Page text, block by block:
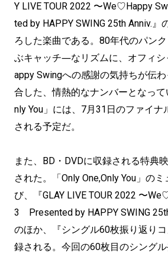
Y LIVE TOUR 2022 〜We♡Happy
ted by HAPPY SWING 25th Anniv.』
ろした楽曲である。80年代のパン
ぶキャッチ―なリズムに、オフィシ
appy Swingへの感謝の気持ちが伝
合した、情熱的なナンバーとなって
nly You」には、7月31日のファイナ
される予定だ。
また、BD・DVDに収録される特典
された。「Only One,Only You」の
び、『GLAY LIVE TOUR 2022 〜
3 Presented by HAPPY SWING
のほか、『シングル60枚振り返り
録される。今回の60枚目のシング